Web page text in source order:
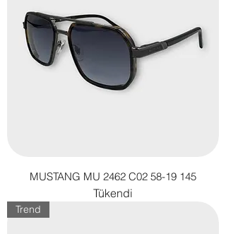
MUSTANG MU 2462 C02 58-19 145
Tükendi
Trend